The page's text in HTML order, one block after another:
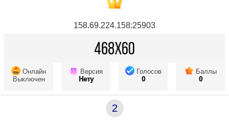
158.69.224.158:25903
Онлайн
Выключен
Версия
Нету
Голосов
0
Баллы
0
2